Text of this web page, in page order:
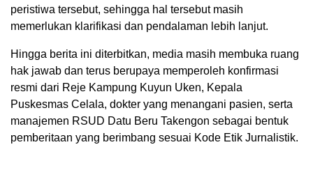
peristiwa tersebut, sehingga hal tersebut masih
memerlukan klarifikasi dan pendalaman lebih lanjut.
Hingga berita ini diterbitkan, media masih membuka ruang
hak jawab dan terus berupaya memperoleh konfirmasi
resmi dari Reje Kampung Kuyun Uken, Kepala
Puskesmas Celala, dokter yang menangani pasien, serta
manajemen RSUD Datu Beru Takengon sebagai bentuk
pemberitaan yang berimbang sesuai Kode Etik Jurnalistik.